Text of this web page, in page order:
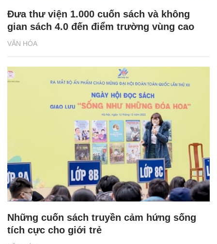
VĂN HÓA
Đưa thư viện 1.000 cuốn sách và không
gian sách 4.0 đến điểm trường vùng cao
Những cuốn sách truyền cảm hứng sống
tích cực cho giới trẻ